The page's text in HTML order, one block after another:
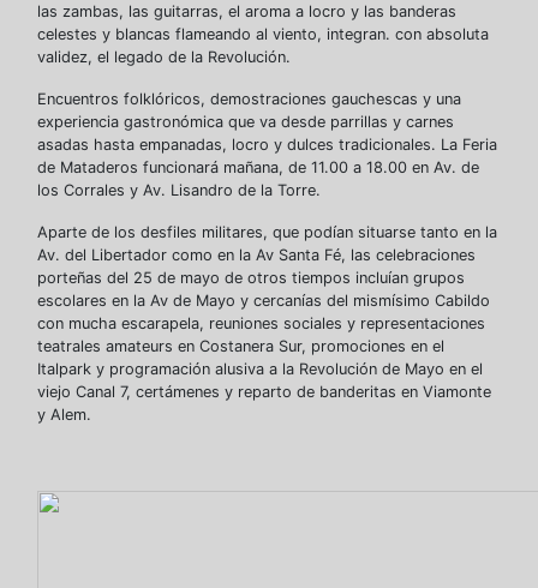
las zambas, las guitarras, el aroma a locro y las banderas
celestes y blancas flameando al viento, integran. con absoluta
validez, el legado de la Revolución.
Encuentros folklóricos, demostraciones gauchescas y una
experiencia gastronómica que va desde parrillas y carnes
asadas hasta empanadas, locro y dulces tradicionales. La Feria
de Mataderos funcionará mañana, de 11.00 a 18.00 en Av. de
los Corrales y Av. Lisandro de la Torre.
Aparte de los desfiles militares, que podían situarse tanto en la
Av. del Libertador como en la Av Santa Fé, las celebraciones
porteñas del 25 de mayo de otros tiempos incluían grupos
escolares en la Av de Mayo y cercanías del mismísimo Cabildo
con mucha escarapela, reuniones sociales y representaciones
teatrales amateurs en Costanera Sur, promociones en el
Italpark y programación alusiva a la Revolución de Mayo en el
viejo Canal 7, certámenes y reparto de banderitas en Viamonte
y Alem.